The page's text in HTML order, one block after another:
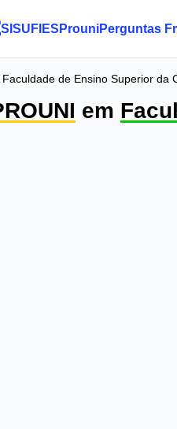
SISU FIES ProuniPerguntas
Faculdade de Ensino Superior da
em